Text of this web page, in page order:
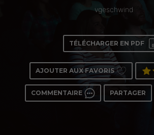
vgeschwind
TÉLÉCHARGER EN PDF
AJOUTER AUX FAVORIS
COMMENTAIRE PARTAGER